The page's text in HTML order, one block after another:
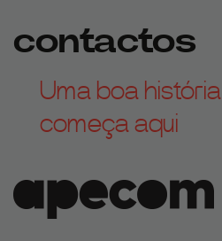
contactos
Uma boa história
começa aqui